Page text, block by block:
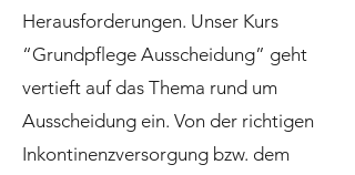
Herausforderungen. Unser Kurs
“Grundpflege Ausscheidung” geht
vertieft auf das Thema rund um
Ausscheidung ein. Von der richtigen
Inkontinenzversorgung bzw. dem